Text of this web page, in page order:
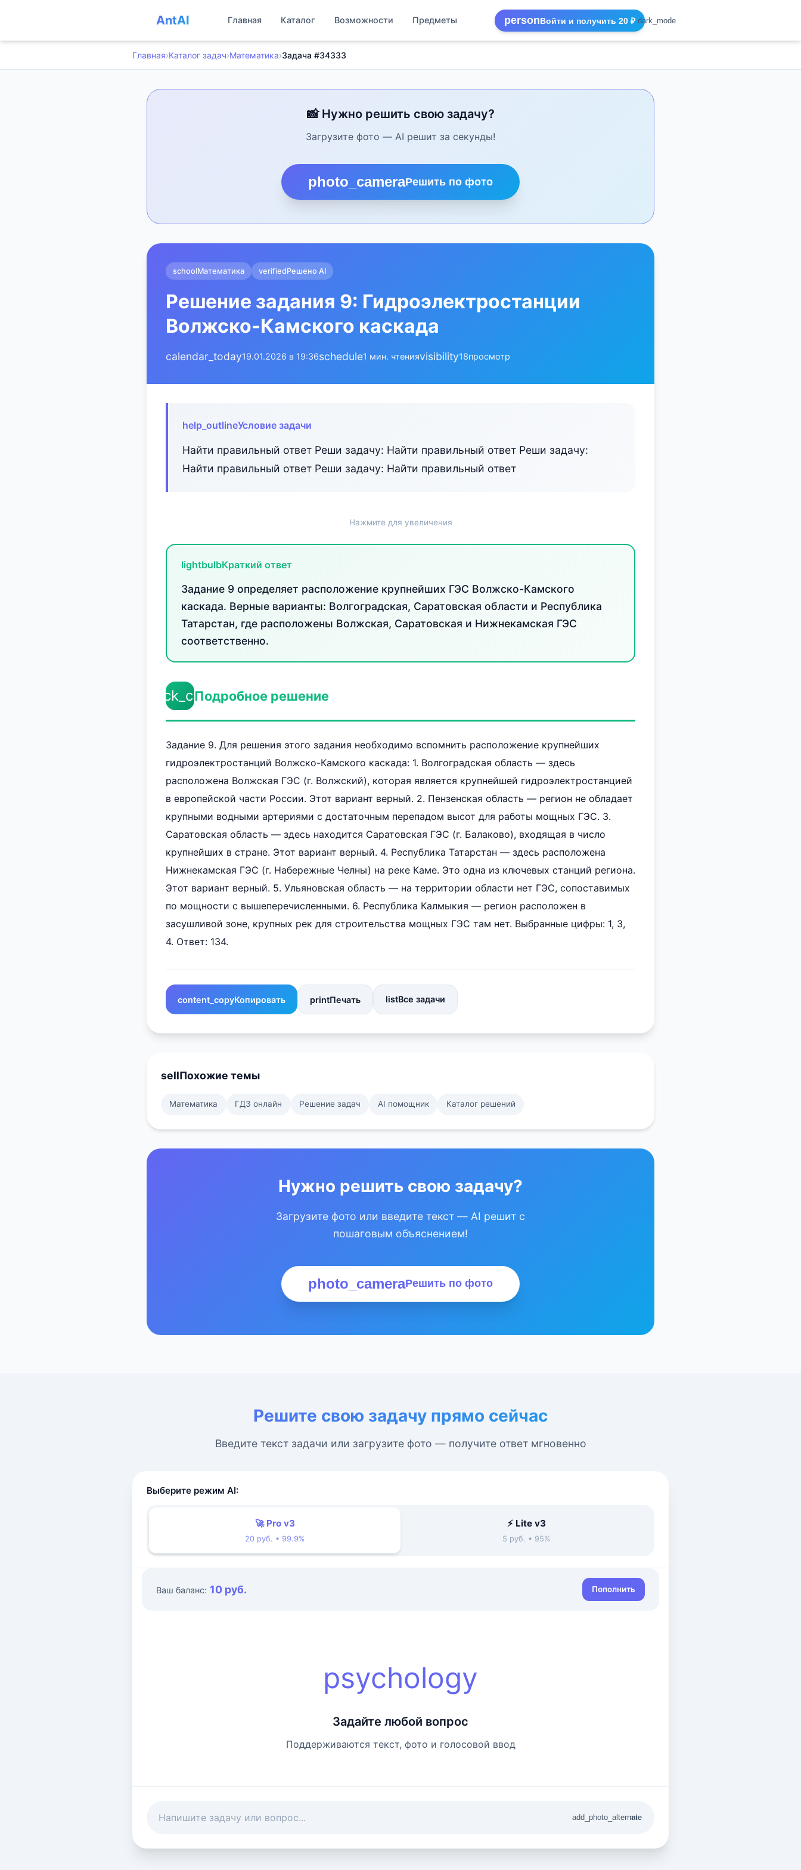
AntAI Главная Каталог Возможности Предметы personВойти и получить 20 ₽ dark_mode
Главная›Каталог задач›Математика›Задача #34333
📸 Нужно решить свою задачу?
Загрузите фото — AI решит за секунды!
photo_cameraРешить по фото
schoolМатематика verifiedРешено AI
Решение задания 9: Гидроэлектростанции
Волжско-Камского каскада
calendar_today19.01.2026 в 19:36schedule1 мин. чтенияvisibility18просмотр
help_outlineУсловие задачи
Найти правильный ответ Реши задачу: Найти правильный ответ Реши задачу:
Найти правильный ответ Реши задачу: Найти правильный ответ
Нажмите для увеличения
lightbulbКраткий ответ
Задание 9 определяет расположение крупнейших ГЭС Волжско-Камского
каскада. Верные варианты: Волгоградская, Саратовская области и Республика
Татарстан, где расположены Волжская, Саратовская и Нижнекамская ГЭС
соответственно.
check_circleПодробное решение
Задание 9. Для решения этого задания необходимо вспомнить расположение крупнейших
гидроэлектростанций Волжско-Камского каскада: 1. Волгоградская область — здесь
расположена Волжская ГЭС (г. Волжский), которая является крупнейшей гидроэлектростанцией
в европейской части России. Этот вариант верный. 2. Пензенская область — регион не обладает
крупными водными артериями с достаточным перепадом высот для работы мощных ГЭС. 3.
Саратовская область — здесь находится Саратовская ГЭС (г. Балаково), входящая в число
крупнейших в стране. Этот вариант верный. 4. Республика Татарстан — здесь расположена
Нижнекамская ГЭС (г. Набережные Челны) на реке Каме. Это одна из ключевых станций региона.
Этот вариант верный. 5. Ульяновская область — на территории области нет ГЭС, сопоставимых
по мощности с вышеперечисленными. 6. Республика Калмыкия — регион расположен в
засушливой зоне, крупных рек для строительства мощных ГЭС там нет. Выбранные цифры: 1, 3,
4. Ответ: 134.
content_copyКопировать printПечать listВсе задачи
sellПохожие темы
Математика ГДЗ онлайн Решение задач AI помощник Каталог решений
Нужно решить свою задачу?
Загрузите фото или введите текст — AI решит с
пошаговым объяснением!
photo_cameraРешить по фото
Решите свою задачу прямо сейчас
Введите текст задачи или загрузите фото — получите ответ мгновенно
Выберите режим AI:
🚀 Pro v3
20 руб. • 99.9%
⚡ Lite v3
5 руб. • 95%
Ваш баланс: 10 руб. Пополнить
psychology
Задайте любой вопрос
Поддерживаются текст, фото и голосовой ввод
add_photo_alternate
mic